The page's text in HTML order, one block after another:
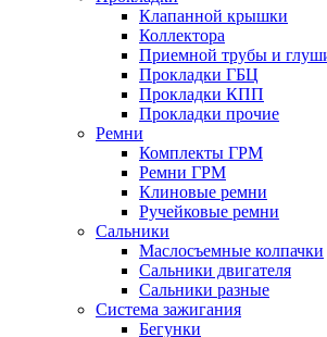
Клапанной крышки
Коллектора
Приемной трубы и
Прокладки ГБЦ
Прокладки КПП
Прокладки прочие
Ремни
Комплекты ГРМ
Ремни ГРМ
Клиновые ремни
Ручейковые ремни
Сальники
Маслосъемные колпачки
Сальники двигателя
Сальники разные
Система зажигания
Бегунки